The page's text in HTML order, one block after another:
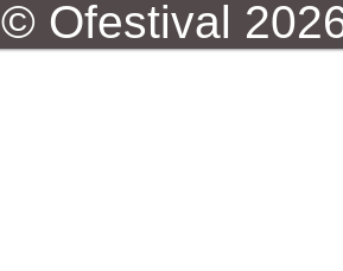
© Ofestival